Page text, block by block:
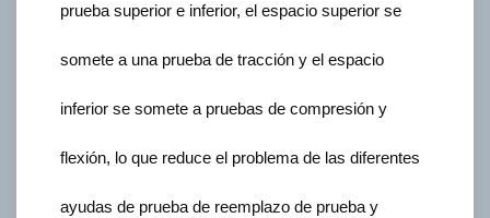
prueba superior e inferior, el espacio superior se
somete a una prueba de tracción y el espacio
inferior se somete a pruebas de compresión y
flexión, lo que reduce el problema de las diferentes
ayudas de prueba de reemplazo de prueba y